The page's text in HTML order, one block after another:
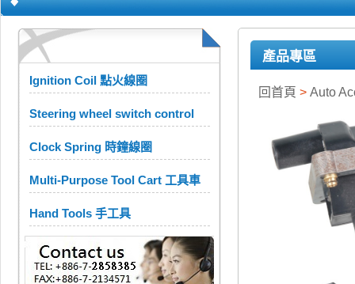
Ignition Coil 點火線圈
Steering wheel switch control
Clock Spring 時鐘線圈
Multi-Purpose Tool Cart 工具車
Hand Tools 手工具
產品專區
回首頁 > Auto